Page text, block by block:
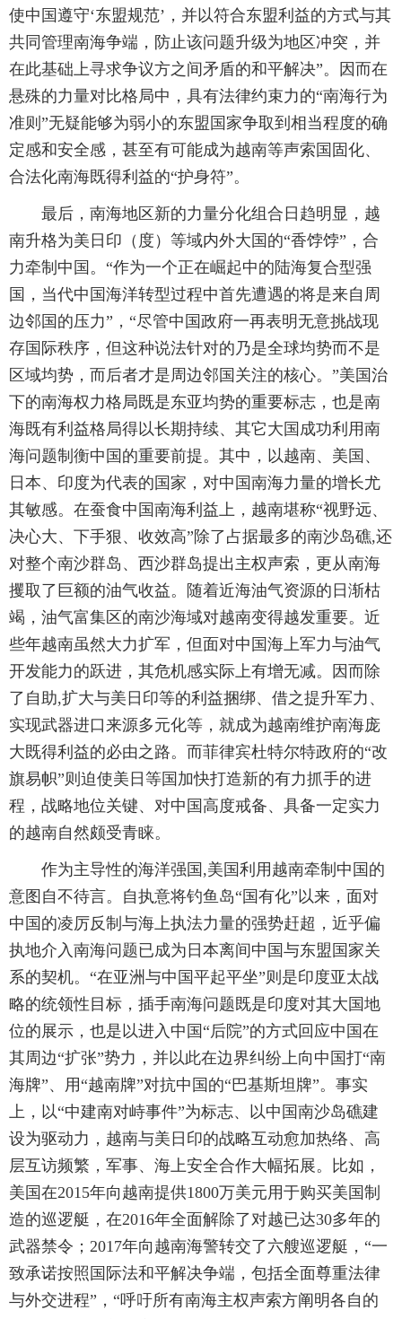
使中国遵守‘东盟规范’，并以符合东盟利益的方式与其
共同管理南海争端，防止该问题升级为地区冲突，并
在此基础上寻求争议方之间矛盾的和平解决”。因而在
悬殊的力量对比格局中，具有法律约束力的“南海行为
准则”无疑能够为弱小的东盟国家争取到相当程度的确
定感和安全感，甚至有可能成为越南等声索国固化、
合法化南海既得利益的“护身符”。
最后，南海地区新的力量分化组合日趋明显，越
南升格为美日印（度）等域内外大国的“香饽饽”，合
力牵制中国。“作为一个正在崛起中的陆海复合型强
国，当代中国海洋转型过程中首先遭遇的将是来自周
边邻国的压力”，“尽管中国政府一再表明无意挑战现
存国际秩序，但这种说法针对的乃是全球均势而不是
区域均势，而后者才是周边邻国关注的核心。”美国治
下的南海权力格局既是东亚均势的重要标志，也是南
海既有利益格局得以长期持续、其它大国成功利用南
海问题制衡中国的重要前提。其中，以越南、美国、
日本、印度为代表的国家，对中国南海力量的增长尤
其敏感。在蚕食中国南海利益上，越南堪称“视野远、
决心大、下手狠、收效高”除了占据最多的南沙岛礁,还
对整个南沙群岛、西沙群岛提出主权声索，更从南海
攫取了巨额的油气收益。随着近海油气资源的日渐枯
竭，油气富集区的南沙海域对越南变得越发重要。近
些年越南虽然大力扩军，但面对中国海上军力与油气
开发能力的跃进，其危机感实际上有增无减。因而除
了自助,扩大与美日印等的利益捆绑、借之提升军力、
实现武器进口来源多元化等，就成为越南维护南海庞
大既得利益的必由之路。而菲律宾杜特尔特政府的“改
旗易帜”则迫使美日等国加快打造新的有力抓手的进
程，战略地位关键、对中国高度戒备、具备一定实力
的越南自然颇受青睐。
作为主导性的海洋强国,美国利用越南牵制中国的
意图自不待言。自执意将钓鱼岛“国有化”以来，面对
中国的凌厉反制与海上执法力量的强势赶超，近乎偏
执地介入南海问题已成为日本离间中国与东盟国家关
系的契机。“在亚洲与中国平起平坐”则是印度亚太战
略的统领性目标，插手南海问题既是印度对其大国地
位的展示，也是以进入中国“后院”的方式回应中国在
其周边“扩张”势力，并以此在边界纠纷上向中国打“南
海牌”、用“越南牌”对抗中国的“巴基斯坦牌”。事实
上，以“中建南对峙事件”为标志、以中国南沙岛礁建
设为驱动力，越南与美日印的战略互动愈加热络、高
层互访频繁，军事、海上安全合作大幅拓展。比如，
美国在2015年向越南提供1800万美元用于购买美国制
造的巡逻艇，在2016年全面解除了对越已达30多年的
武器禁令；2017年向越南海警转交了六艘巡逻艇，“一
致承诺按照国际法和平解决争端，包括全面尊重法律
与外交进程”，“呼吁所有南海主权声索方阐明各自的